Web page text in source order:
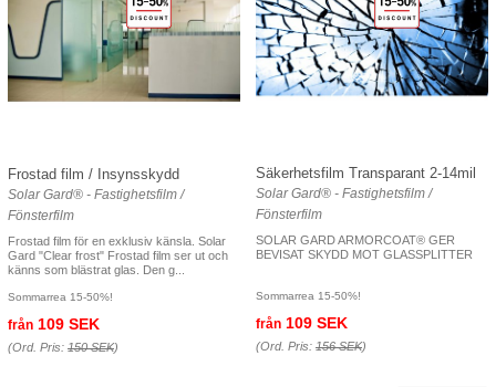
Frostad film / Insynsskydd
Solar Gard® - Fastighetsfilm /
Fönsterfilm
Frostad film för en exklusiv känsla. Solar
Gard "Clear frost" Frostad film ser ut och
känns som blästrat glas. Den g...
Sommarrea 15-50%!
från 109 SEK
(Ord. Pris: 150 SEK)
Säkerhetsfilm Transparant 2-14mil
Solar Gard® - Fastighetsfilm /
Fönsterfilm
SOLAR GARD ARMORCOAT® GER
BEVISAT SKYDD MOT GLASSPLITTER
Sommarrea 15-50%!
från 109 SEK
(Ord. Pris: 156 SEK)